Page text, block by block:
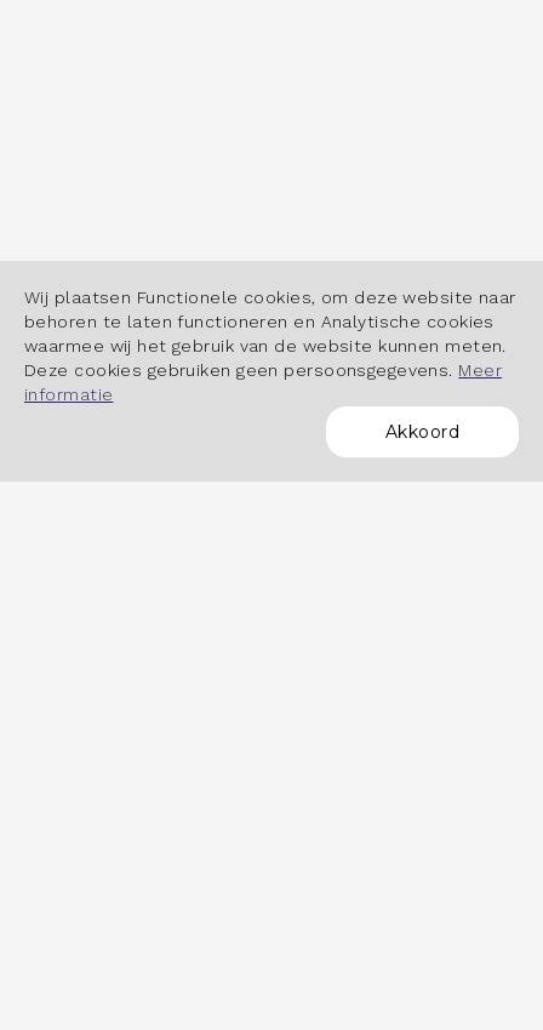
Wij plaatsen Functionele cookies, om deze website naar
behoren te laten functioneren en Analytische cookies
waarmee wij het gebruik van de website kunnen meten.
Deze cookies gebruiken geen persoonsgegevens. Meer
informatie
Akkoord
POWERED BY